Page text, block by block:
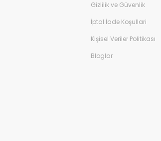
Gizlilik ve Güvenlik
İptal İade Koşullari
Kişisel Veriler Politikası
Bloglar